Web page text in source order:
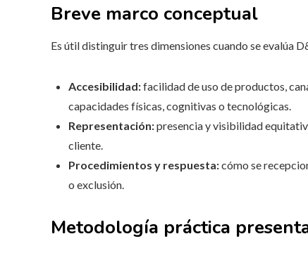
Breve marco conceptual
Es útil distinguir tres dimensiones cuando se evalúa
Accesibilidad:facilidad de uso de productos,
capacidades físicas, cognitivas o tecnológicas.
Representación:presencia y visibilidad
cliente.
Procedimientos y respuesta:cómo se
o exclusión.
Metodología práctica